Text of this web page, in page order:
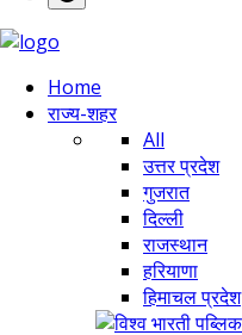
Home
राज्य-शहर
All
उत्तर प्रदेश
गुजरात
दिल्ली
राजस्थान
हरियाणा
हिमाचल प्रदेश